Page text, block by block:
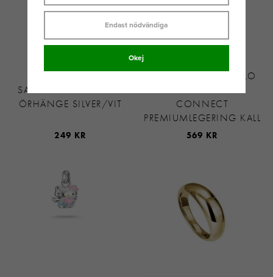
SNÖ OF SWEDEN
SANNE SMALL HJÄRTA
ÖRHÄNGE SILVER/VIT
249 KR
THOMAS SABO HELLO
CONNECT
PREMIUMLEGERING KALL
569 KR
Endast nödvändiga
Okej